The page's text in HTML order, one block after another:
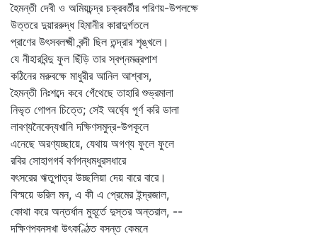
হৈমন্তী দেবী ও অমিয়চন্দ্র চক্রবর্তীর পরিণয়-উপলক্ষে
উত্তরে দুয়াররুদ্ধ হিমানীর কারাদুর্গতলে
প্রাণের উৎসবলক্ষ্মী বন্দী ছিল তন্দ্রার শৃঙ্খলে।
যে নীহারবিন্দু ফুল ছিঁড়ি তার স্বপ্নমন্ত্রপাশ
কঠিনের মরুবক্ষে মাধুরীর আনিল আশ্বাস,
হৈমন্তী নিঃশব্দে কবে গেঁথেছে তাহারি শুভ্রমালা
নিভৃত গোপন চিত্তে; সেই অর্ঘ্যে পূর্ণ করি ডালা
লাবণ্যনৈবেদ্যখানি দক্ষিণসমুদ্র-উপকূলে
এনেছে অরণ্যচ্ছায়ে, যেথায় অগণ্য ফুলে ফুলে
রবির সোহাগগর্ব বর্ণগন্ধমধুরসধারে
বৎসরের ঋতুপাত্র উচ্ছলিয়া দেয় বারে বারে।
বিস্ময়ে ভরিল মন, এ কী এ প্রেমের ইন্দ্রজাল,
কোথা করে অন্তর্ধান মুহূর্তে দুস্তর অন্তরাল, --
দক্ষিণপবনসখা উৎকণ্ঠিত বসন্ত কেমনে